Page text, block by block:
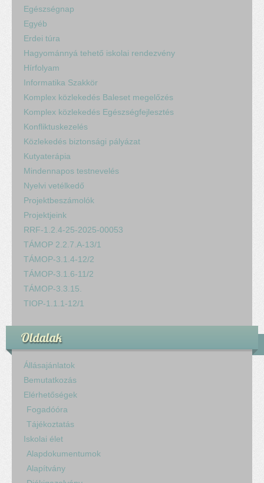
Egészségnap
Egyéb
Erdei túra
Hagyománnyá tehető iskolai rendezvény
Hírfolyam
Informatika Szakkör
Komplex közlekedés Baleset megelőzés
Komplex közlekedés Egészségfejlesztés
Konfliktuskezelés
Közlekedés biztonsági pályázat
Kutyaterápia
Mindennapos testnevelés
Nyelvi vetélkedő
Projektbeszámolók
Projektjeink
RRF-1.2.4-25-2025-00053
TÁMOP 2.2.7.A-13/1
TÁMOP-3.1.4-12/2
TÁMOP-3.1.6-11/2
TÁMOP-3.3.15.
TIOP-1.1.1-12/1
Oldalak
Állásajánlatok
Bemutatkozás
Elérhetőségek
Fogadóóra
Tájékoztatás
Iskolai élet
Alapdokumentumok
Alapítvány